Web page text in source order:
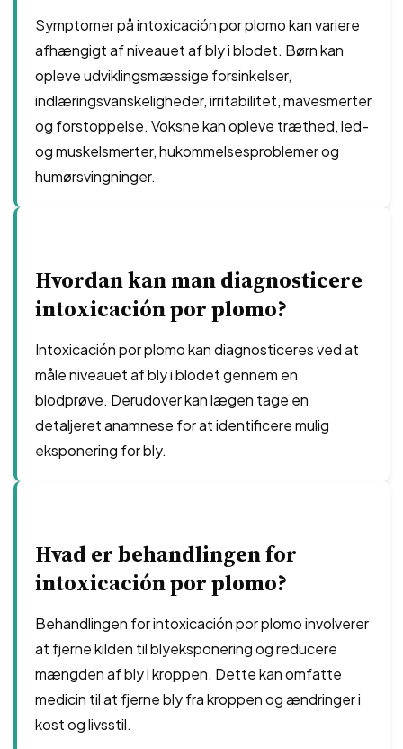
Symptomer på intoxicación por plomo kan variere
afhængigt af niveauet af bly i blodet. Børn kan
opleve udviklingsmæssige forsinkelser,
indlæringsvanskeligheder, irritabilitet, mavesmerter
og forstoppelse. Voksne kan opleve træthed, led-
og muskelsmerter, hukommelsesproblemer og
humørsvingninger.
Hvordan kan man diagnosticere
intoxicación por plomo?
Intoxicación por plomo kan diagnosticeres ved at
måle niveauet af bly i blodet gennem en
blodprøve. Derudover kan lægen tage en
detaljeret anamnese for at identificere mulig
eksponering for bly.
Hvad er behandlingen for
intoxicación por plomo?
Behandlingen for intoxicación por plomo involverer
at fjerne kilden til blyeksponering og reducere
mængden af bly i kroppen. Dette kan omfatte
medicin til at fjerne bly fra kroppen og ændringer i
kost og livsstil.